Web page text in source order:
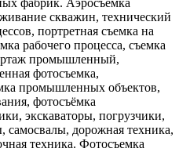
фабрик. Аэросъёмка
скважин, технический
портретная съемка на
рабочего процесса, съемка
промышленный,
фотосъемка,
промышленных объектов,
фотосъёмка
экскаваторы, погрузчики,
самосвалы, дорожная техника,
техника. Фотосъемка